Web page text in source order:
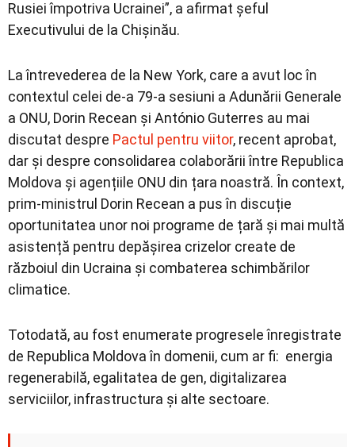
Rusiei împotriva Ucrainei”, a afirmat șeful
Executivului de la Chișinău.
La întrevederea de la New York, care a avut loc în
contextul celei de-a 79-a sesiuni a Adunării Generale
a ONU, Dorin Recean și António Guterres au mai
discutat despre Pactul pentru viitor, recent aprobat,
dar și despre consolidarea colaborării între Republica
Moldova și agențiile ONU din țara noastră. În context,
prim-ministrul Dorin Recean a pus în discuție
oportunitatea unor noi programe de țară și mai multă
asistență pentru depășirea crizelor create de
războiul din Ucraina și combaterea schimbărilor
climatice.
Totodată, au fost enumerate progresele înregistrate
de Republica Moldova în domenii, cum ar fi: energia
regenerabilă, egalitatea de gen, digitalizarea
serviciilor, infrastructura și alte sectoare.